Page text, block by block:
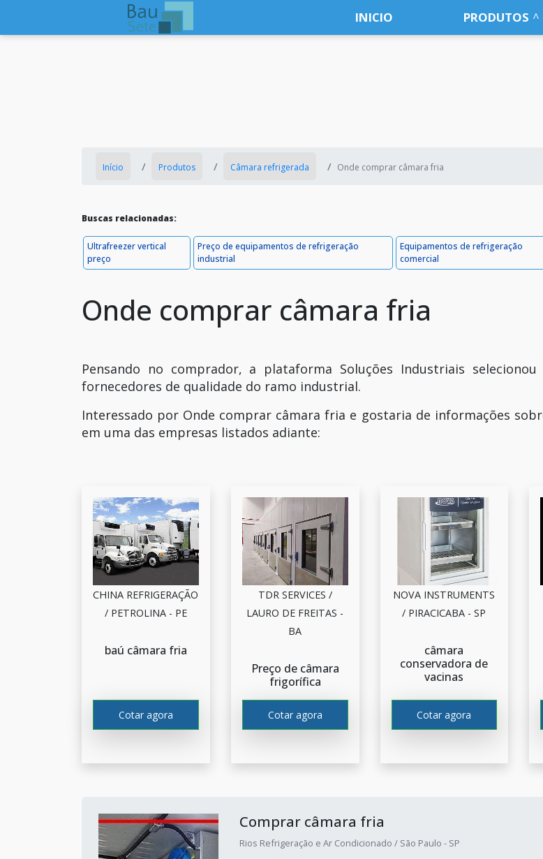
INICIO PRODUTOS
Início Produtos Câmara refrigerada Onde comprar câmara fria
Buscas relacionadas:
Ultrafreezer vertical
preço
Preço de equipamentos de refrigeração
industrial
Equipamentos de refrigeração
comercial
Onde comprar câmara fria
Pensando no comprador, a plataforma Soluções Industriais
fornecedores de qualidade do ramo industrial.
Interessado por Onde comprar câmara fria e gostaria de informações
em uma das empresas listados adiante:
CHINA REFRIGERAÇÃO
/ PETROLINA - PE
baú câmara fria
Cotar agora
TDR SERVICES /
LAURO DE FREITAS -
BA
Preço de câmara
frigorífica
Cotar agora
NOVA INSTRUMENTS
/ PIRACICABA - SP
câmara
conservadora de
vacinas
Cotar agora
Comprar câmara fria
Rios Refrigeração e Ar Condicionado / São Paulo - SP